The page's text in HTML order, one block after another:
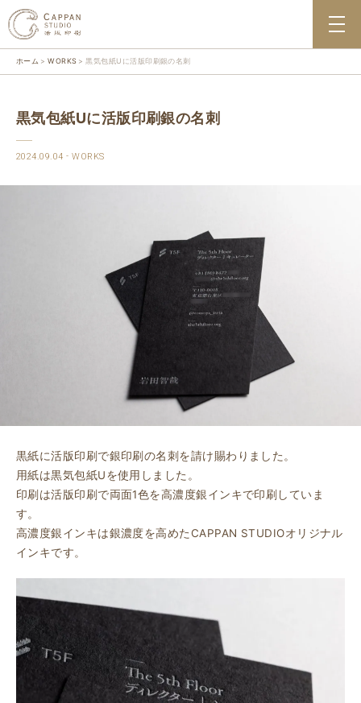
ホーム WORKS 黒気包紙Uに活版印刷銀の名刺
黒気包紙Uに活版印刷銀の名刺
2024.09.04 WORKS
黒紙に活版印刷で銀印刷の名刺を請け賜わりました。
用紙は黒気包紙Uを使用しました。
印刷は活版印刷で両面1色を高濃度銀インキで印刷していま
す。
高濃度銀インキは銀濃度を高めたCAPPAN STUDIOオリジナル
インキです。